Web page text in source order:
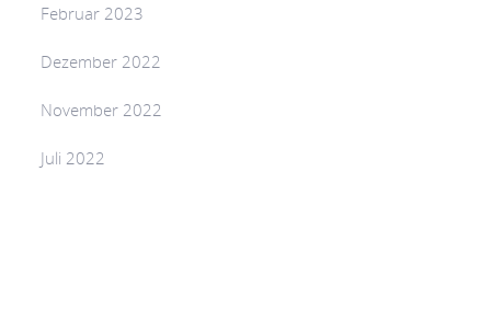
Februar 2023
Dezember 2022
November 2022
Juli 2022